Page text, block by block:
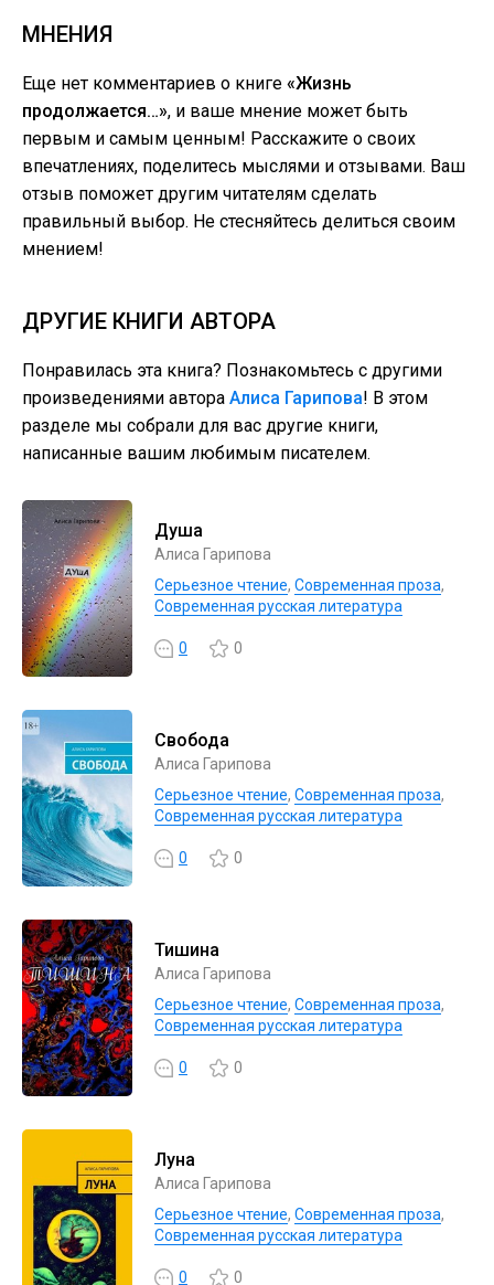
МНЕНИЯ
Еще нет комментариев о книге «Жизнь
продолжается…», и ваше мнение может быть
первым и самым ценным! Расскажите о своих
впечатлениях, поделитесь мыслями и отзывами. Ваш
отзыв поможет другим читателям сделать
правильный выбор. Не стесняйтесь делиться своим
мнением!
ДРУГИЕ КНИГИ АВТОРА
Понравилась эта книга? Познакомьтесь с другими
произведениями автора Алиса Гарипова! В этом
разделе мы собрали для вас другие книги,
написанные вашим любимым писателем.
Душа
Алиса Гарипова
Серьезное чтение, Современная проза,
Современная русская литература
0 0
Свобода
Алиса Гарипова
Серьезное чтение, Современная проза,
Современная русская литература
0 0
Тишина
Алиса Гарипова
Серьезное чтение, Современная проза,
Современная русская литература
0 0
Луна
Алиса Гарипова
Серьезное чтение, Современная проза,
Современная русская литература
0 0